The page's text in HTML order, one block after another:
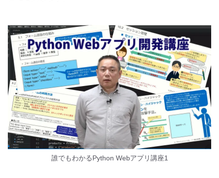
誰でもわかるPython Webアプリ講座1